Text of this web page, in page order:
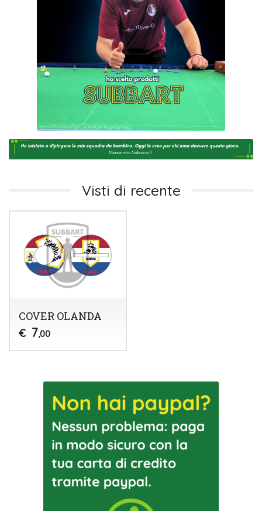
Visti di recente
COVER OLANDA
€ 7,00